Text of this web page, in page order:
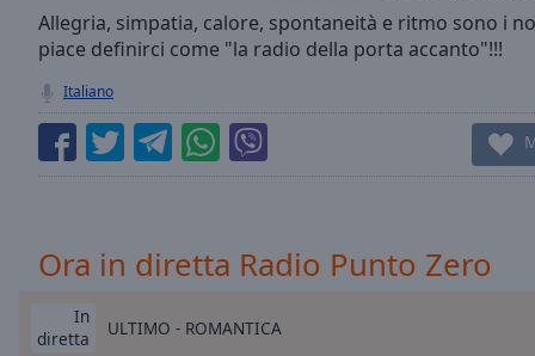
Seek to
currently
LIVE
Remaining
Rate
Allegria, simpatia, calore, spontaneità e ritmo sono i
piace definirci come "la radio della porta accanto"!!!
Italiano
Ora in diretta Radio Punto Zero
In
diretta
ULTIMO - ROMANTICA